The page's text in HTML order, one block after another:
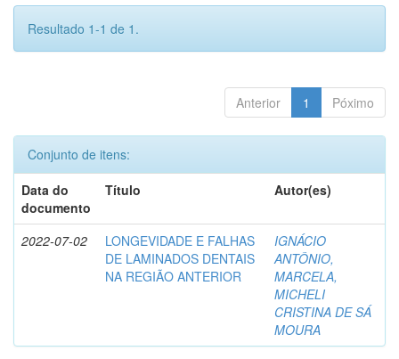
Resultado 1-1 de 1.
Anterior 1 Póximo
Conjunto de itens:
Data do
documento
Título Autor(es)
2022-07-02
LONGEVIDADE E FALHAS
DE LAMINADOS DENTAIS
NA REGIÃO ANTERIOR
IGNÁCIO
ANTÔNIO,
MARCELA,
MICHELI
CRISTINA DE SÁ
MOURA